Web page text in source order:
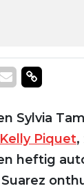
Twitter
op
Delen via
Delen
Sylvia
Kelly Piquet,
heftig